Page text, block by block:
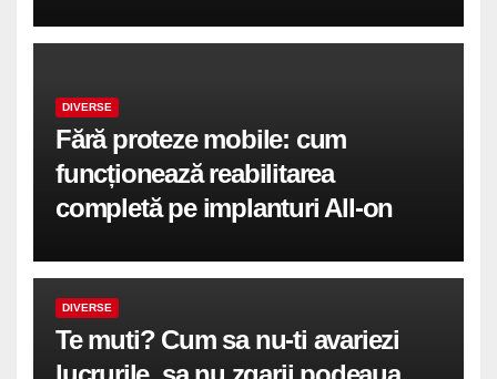
DIVERSE
Fără proteze mobile: cum
funcționează reabilitarea
completă pe implanturi All-on
DIVERSE
Te muti? Cum sa nu-ti avariezi